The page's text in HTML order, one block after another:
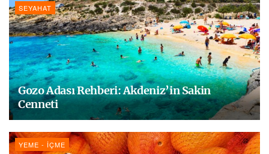
SEYAHAT
Gozo Adası Rehberi: Akdeniz’in Sakin
Cenneti
YEME - İÇME